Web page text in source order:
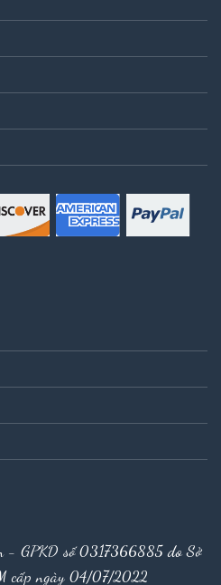
- GPKD số 0317366885 do Sở
cấp ngày 04/07/2022